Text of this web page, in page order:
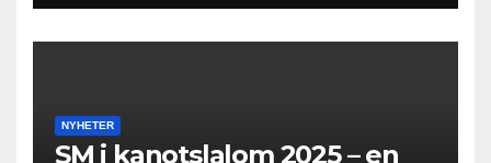
NYHETER
SM i kanotslalom 2025 – en